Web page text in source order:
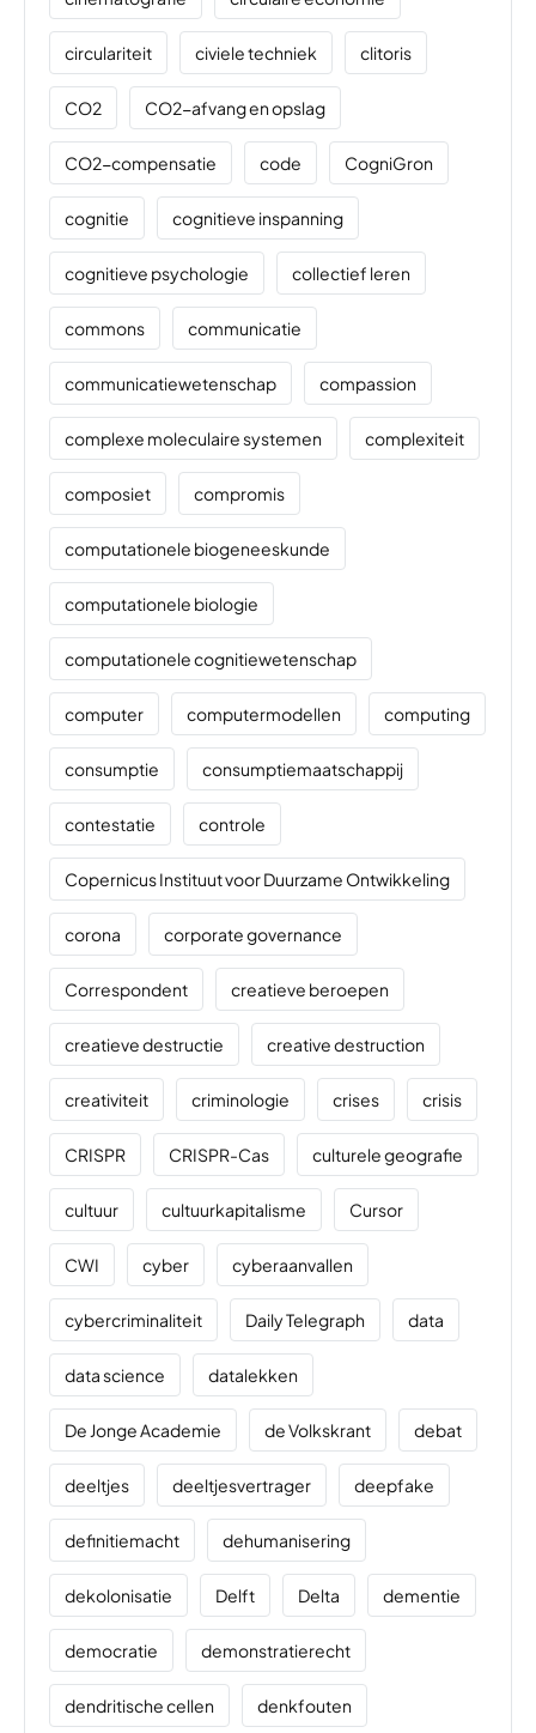
circulariteit civiele techniek clitoris
CO2 CO2-afvang en opslag
CO2-compensatie code CogniGron
cognitie cognitieve inspanning
cognitieve psychologie collectief leren
commons communicatie
communicatiewetenschap compassion
complexe moleculaire systemen complexiteit
composiet compromis
computationele biogeneeskunde
computationele biologie
computationele cognitiewetenschap
computer computermodellen computing
consumptie consumptiemaatschappij
contestatie controle
Copernicus Instituut voor Duurzame Ontwikkeling
corona corporate governance
Correspondent creatieve beroepen
creatieve destructie creative destruction
creativiteit criminologie crises crisis
CRISPR CRISPR-Cas culturele geografie
cultuur cultuurkapitalisme Cursor
CWI cyber cyberaanvallen
cybercriminaliteit Daily Telegraph data
data science datalekken
De Jonge Academie de Volkskrant debat
deeltjes deeltjesvertrager deepfake
definitiemacht dehumanisering
dekolonisatie Delft Delta dementie
democratie demonstratierecht
dendritische cellen denkfouten